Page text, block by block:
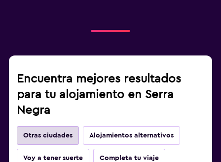
Encuentra mejores resultados
para tu alojamiento en Serra
Negra
Otras ciudades Alojamientos alternativos
Voy a tener suerte Completa tu viaje